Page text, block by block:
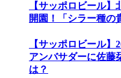
【サッポロビール
開園！「シラー種の
【サッポロビール】
アンバサダーに佐藤
は？